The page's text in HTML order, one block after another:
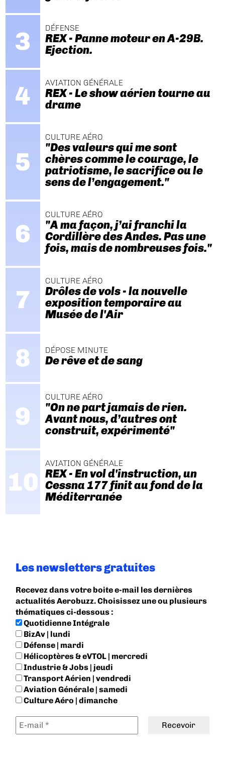
DÉFENSE
REX - Panne moteur en A-29B.
Ejection.
AVIATION GÉNÉRALE
REX - Le show aérien tourne au
drame
CULTURE AÉRO
"Des valeurs qui me sont
chères comme le courage, le
patriotisme, le sacrifice ou le
sens de l’engagement."
CULTURE AÉRO
"A ma façon, j’ai franchi la
Cordillère des Andes. Pas une
fois, mais de nombreuses fois."
CULTURE AÉRO
Drôles de vols - la nouvelle
exposition temporaire au
Musée de l'Air
DÉPOSE MINUTE
De rêve et de sang
CULTURE AÉRO
"On ne part jamais de rien.
Avant nous, d’autres ont
construit, expérimenté"
AVIATION GÉNÉRALE
REX - En vol d'instruction, un
Cessna 177 finit au fond de la
Méditerranée
Les newsletters gratuites
Recevez dans votre boite e-mail les dernières
actualités Aerobuzz. Choisissez une ou plusieurs
thématiques ci-dessous :
Quotidienne Intégrale
BizAv | lundi
Défense | mardi
Hélicoptères & eVTOL | mercredi
Industrie & Jobs | jeudi
Transport Aérien | vendredi
Aviation Générale | samedi
Culture Aéro | dimanche